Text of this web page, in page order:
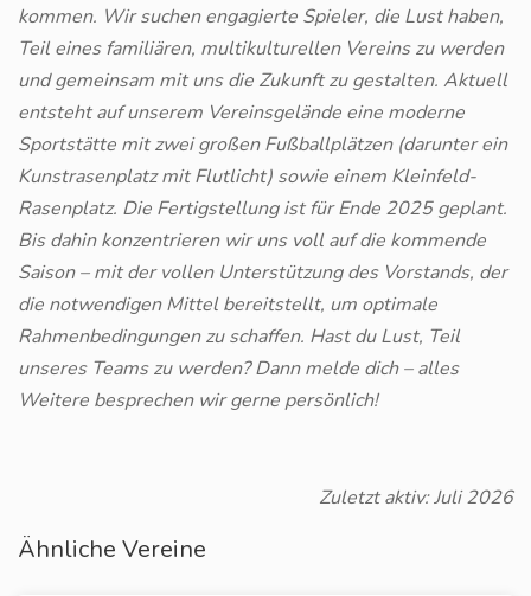
kommen. Wir suchen engagierte Spieler, die Lust haben,
Teil eines familiären, multikulturellen Vereins zu werden
und gemeinsam mit uns die Zukunft zu gestalten. Aktuell
entsteht auf unserem Vereinsgelände eine moderne
Sportstätte mit zwei großen Fußballplätzen (darunter ein
Kunstrasenplatz mit Flutlicht) sowie einem Kleinfeld-
Rasenplatz. Die Fertigstellung ist für Ende 2025 geplant.
Bis dahin konzentrieren wir uns voll auf die kommende
Saison – mit der vollen Unterstützung des Vorstands, der
die notwendigen Mittel bereitstellt, um optimale
Rahmenbedingungen zu schaffen. Hast du Lust, Teil
unseres Teams zu werden? Dann melde dich – alles
Weitere besprechen wir gerne persönlich!
Zuletzt aktiv: Juli 2026
Ähnliche Vereine